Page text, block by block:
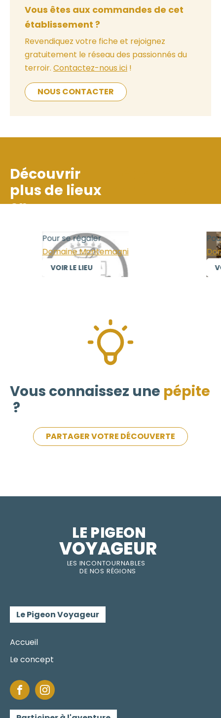
Vous êtes aux commandes de cet
établissement ?
Revendiquez votre fiche et rejoignez
gratuitement le réseau des passionnés du
terroir. Contactez-nous ici !
NOUS CONTACTER
Découvrir
plus de lieux
en
Pour se régaler
Domaine Montemagni
VOIR LE LIEU
Vous connaissez une pépite
?
PARTAGER VOTRE DÉCOUVERTE
LES INCONTOURNABLES
DE NOS RÉGIONS
LE PIGEON
VOYAGEUR
Le Pigeon Voyageur
Accueil
Le concept